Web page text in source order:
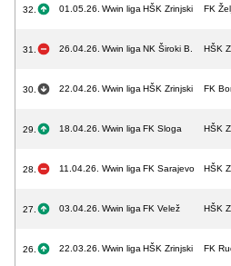
32. 01.05.26. Wwin liga HŠK Zrinjski FK
31. 26.04.26. Wwin liga NK Široki B. HŠK
30. 22.04.26. Wwin liga HŠK Zrinjski FK
29. 18.04.26. Wwin liga FK Sloga HŠK
28. 11.04.26. Wwin liga FK Sarajevo HŠK
27. 03.04.26. Wwin liga FK Velež HŠK
26. 22.03.26. Wwin liga HŠK Zrinjski FK